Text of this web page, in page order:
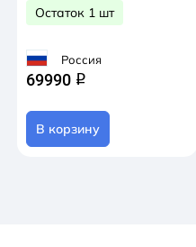
Остаток 1 шт
Россия
69990 q
В корзину